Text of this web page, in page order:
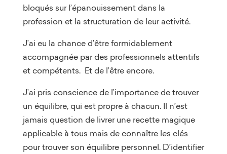
bloqués sur l’épanouissement dans la
profession et la structuration de leur activité.
J’ai eu la chance d’être formidablement
accompagnée par des professionnels attentifs
et compétents. Et de l’être encore.
J’ai pris conscience de l’importance de trouver
un équilibre, qui est propre à chacun. Il n’est
jamais question de livrer une recette magique
applicable à tous mais de connaître les clés
pour trouver son équilibre personnel. D’identifier